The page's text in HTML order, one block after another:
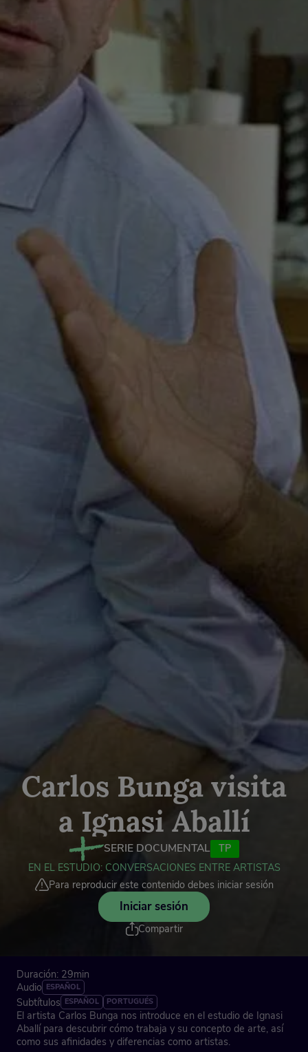
Carlos Bunga visita
a Ignasi Aballí
SERIE DOCUMENTAL
TP
EN EL ESTUDIO: CONVERSACIONES ENTRE ARTISTAS
Para reproducir este contenido debes iniciar sesión
Iniciar sesión
Compartir
Duración: 29min
Audio ESPAÑOL
Subtítulos ESPAÑOL PORTUGUÉS
El artista Carlos Bunga nos introduce en el estudio de Ignasi
Aballí para descubrir cómo trabaja y su concepto de arte, así
como sus afinidades y diferencias como artistas.